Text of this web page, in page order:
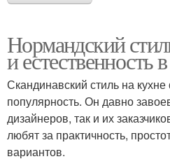
Интерьер без
специальных знаний
Идеи для уютного
интерьера
Нормандский
и естественность
Скандинавский стиль на
популярность. Он давно
дизайнеров, так и их
любят за практичность,
вариантов.